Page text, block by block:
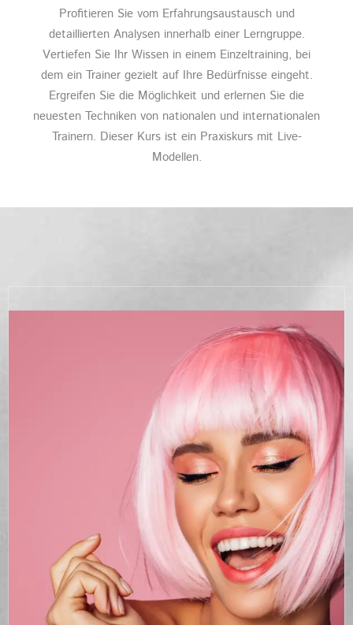
Profitieren Sie vom Erfahrungsaustausch und
detaillierten Analysen innerhalb einer Lerngruppe.
Vertiefen Sie Ihr Wissen in einem Einzeltraining, bei
dem ein Trainer gezielt auf Ihre Bedürfnisse eingeht.
Ergreifen Sie die Möglichkeit und erlernen Sie die
neuesten Techniken von nationalen und internationalen
Trainern. Dieser Kurs ist ein Praxiskurs mit Live-
Modellen.